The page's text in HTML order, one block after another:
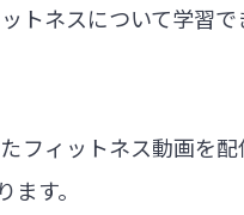
トネスについて学習
フィットネス動画を
す。